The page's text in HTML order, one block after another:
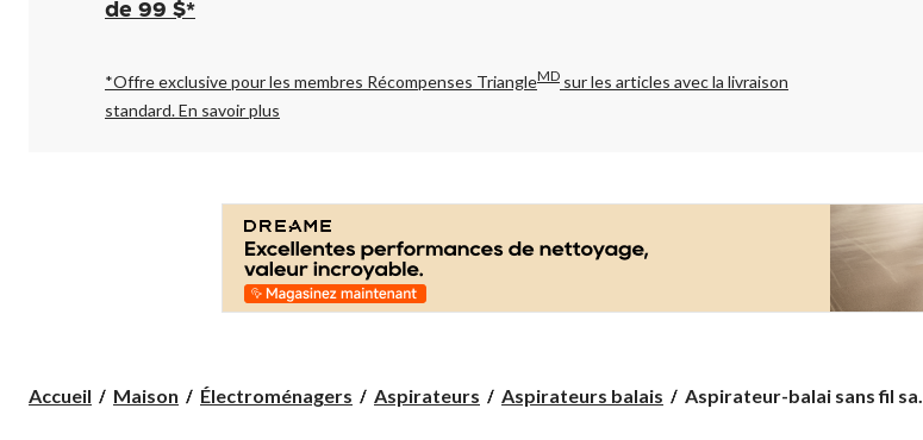
à
pour
changer
de 99 $*
*Offre exclusive pour les membres Récompenses TriangleMD sur les articles avec la livraison
standard.En savoir plus
Accueil Maison Électroménagers Aspirateurs Aspirateurs balais
Aspirateur-
Aspirateur-balai sans fil sa...